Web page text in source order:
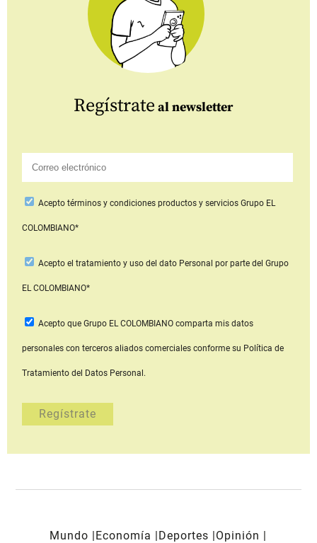
Regístrate al newsletter
Aceptotérminos y condiciones productos y serviciosGrupo EL
COLOMBIANO*
Acepto el tratamiento y uso del dato Personal por parte del Grupo
EL COLOMBIANO*
Acepto que Grupo EL COLOMBIANOcomparta mis datos
personales con terceros aliados comerciales conforme su Política de
Tratamiento del Datos Personal.
Mundo Economía Deportes
Opinión